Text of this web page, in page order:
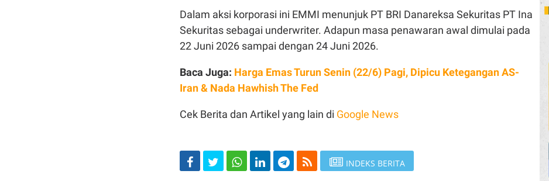
Dalam aksi korporasi ini EMMI menunjuk PT BRI Danareksa Sekuritas PT Ina
Sekuritas sebagai underwriter. Adapun masa penawaran awal dimulai pada
22 Juni 2026 sampai dengan 24 Juni 2026.
Baca Juga: Harga Emas Turun Senin (22/6) Pagi, Dipicu Ketegangan AS-
Iran & Nada Hawhish The Fed
Cek Berita dan Artikel yang lain di Google News
INDEKS BERITA